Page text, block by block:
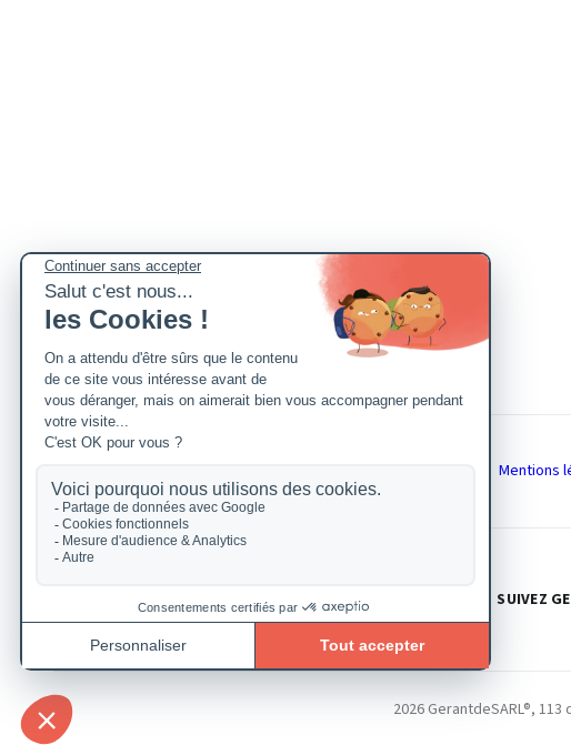
Mentions
SUIVEZ
2026 GerantdeSARL®,